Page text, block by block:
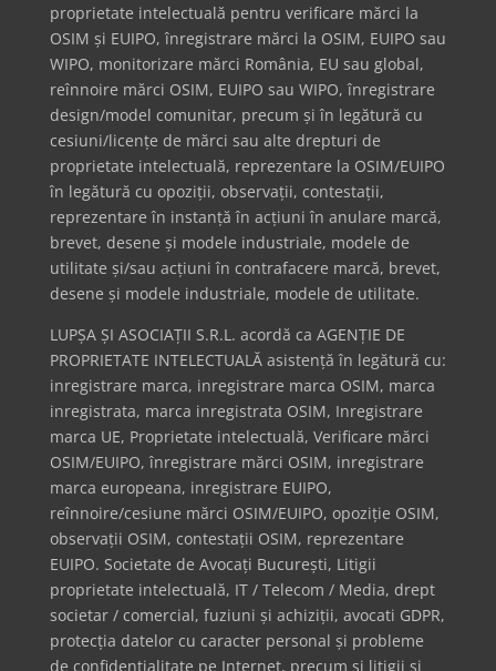
proprietate intelectuală pentru verificare mărci la
OSIM și EUIPO, înregistrare mărci la OSIM, EUIPO sau
WIPO, monitorizare mărci România, EU sau global,
reînnoire mărci OSIM, EUIPO sau WIPO, înregistrare
design/model comunitar, precum și în legătură cu
cesiuni/licențe de mărci sau alte drepturi de
proprietate intelectuală, reprezentare la OSIM/EUIPO
în legătură cu opoziții, observații, contestații,
reprezentare în instanță în acțiuni în anulare marcă,
brevet, desene și modele industriale, modele de
utilitate și/sau acțiuni în contrafacere marcă, brevet,
desene și modele industriale, modele de utilitate.
LUPȘA ȘI ASOCIAȚII S.R.L. acordă ca AGENȚIE DE
PROPRIETATE INTELECTUALĂ asistență în legătură cu:
inregistrare marca, inregistrare marca OSIM, marca
inregistrata, marca inregistrata OSIM, Inregistrare
marca UE, Proprietate intelectuală, Verificare mărci
OSIM/EUIPO, înregistrare mărci OSIM, inregistrare
marca europeana, inregistrare EUIPO,
reînnoire/cesiune mărci OSIM/EUIPO, opoziție OSIM,
observații OSIM, contestații OSIM, reprezentare
EUIPO. Societate de Avocați București, Litigii
proprietate intelectuală, IT / Telecom / Media, drept
societar / comercial, fuziuni și achiziții, avocati GDPR,
protecția datelor cu caracter personal și probleme
de confidențialitate pe Internet, precum și litigii și